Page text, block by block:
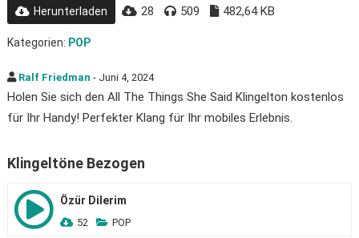
Herunterladen 28 509 482,64 KB
Kategorien: POP
Ralf Friedman - Juni 4, 2024
Holen Sie sich den All The Things She Said Klingelton kostenlos
für Ihr Handy! Perfekter Klang für Ihr mobiles Erlebnis.
Klingeltöne Bezogen
Özür Dilerim
52 POP